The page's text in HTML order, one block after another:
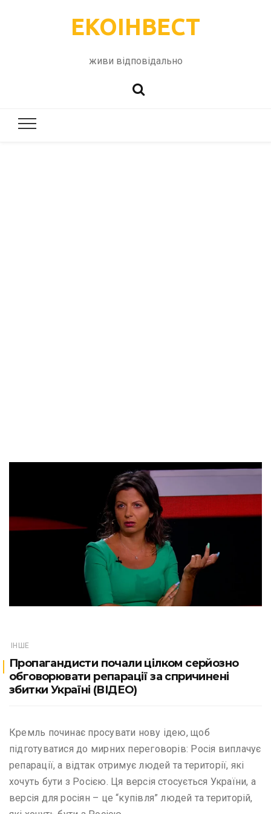
ЕКОІНВЕСТ
живи відповідально
ІНШЕ
Пропагандисти почали цілком серйозно
обговорювати репарації за спричинені
збитки Україні (ВІДЕО)
Кремль починає просувати нову ідею, щоб
підготуватися до мирних переговорів: Росія виплачує
репарації, а відтак отримує людей та території, які
хочуть бути з Росією. Ця версія стосується України, а
версія для росіян – це “купівля” людей та територій,